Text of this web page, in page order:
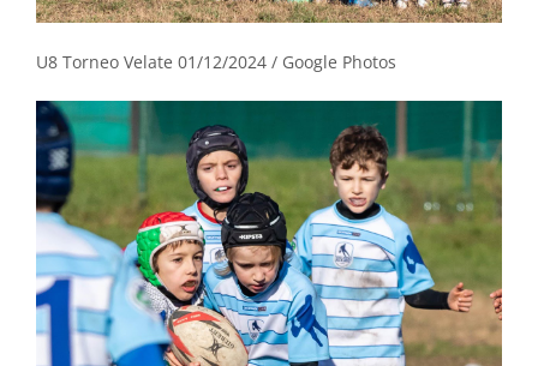
U8 Torneo Velate 01/12/2024 / Google Photos